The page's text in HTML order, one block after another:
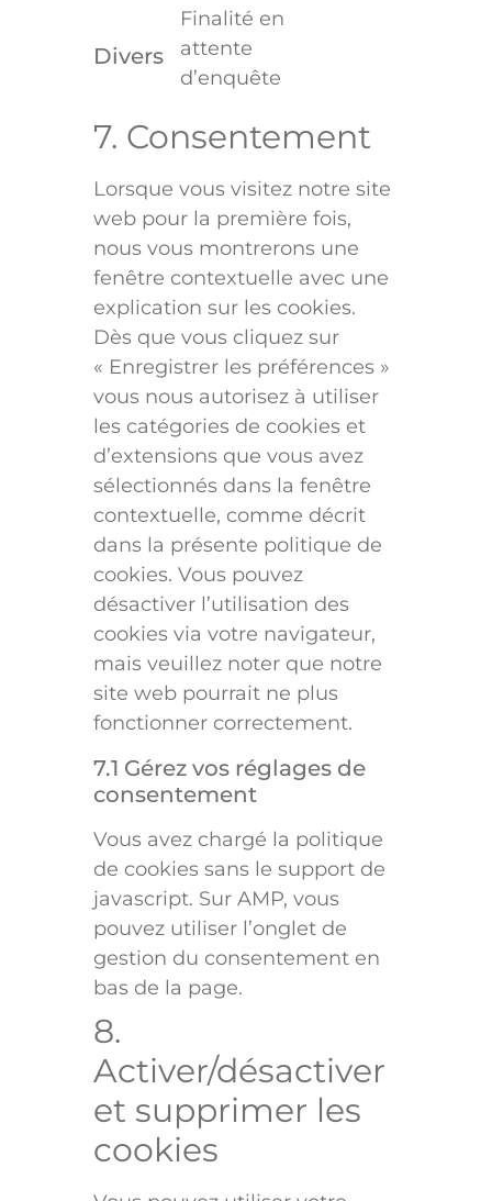
Divers
Finalité en
attente
d’enquête
7. Consentement
Lorsque vous visitez notre site
web pour la première fois,
nous vous montrerons une
fenêtre contextuelle avec une
explication sur les cookies.
Dès que vous cliquez sur
« Enregistrer les préférences »
vous nous autorisez à utiliser
les catégories de cookies et
d’extensions que vous avez
sélectionnés dans la fenêtre
contextuelle, comme décrit
dans la présente politique de
cookies. Vous pouvez
désactiver l’utilisation des
cookies via votre navigateur,
mais veuillez noter que notre
site web pourrait ne plus
fonctionner correctement.
7.1 Gérez vos réglages de
consentement
Vous avez chargé la politique
de cookies sans le support de
javascript. Sur AMP, vous
pouvez utiliser l’onglet de
gestion du consentement en
bas de la page.
8.
Activer/désactiver
et supprimer les
cookies